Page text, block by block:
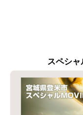
スペシャ